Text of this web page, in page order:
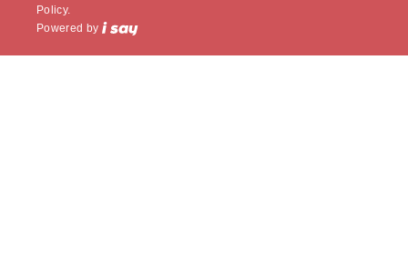
Policy.
Powered by